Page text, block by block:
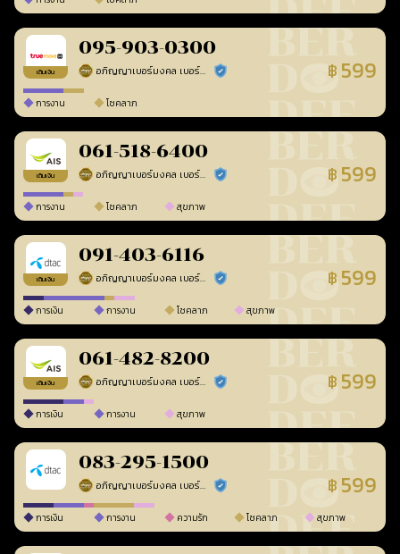
เติมเงิน
095-903-0300
อภิญญาเบอร์มงคล เบอร์สวยเลขศาสตร์ ร้านยืนยันแล้ว ฿ 599
การงาน โชคลาภ
เติมเงิน
061-518-6400
อภิญญาเบอร์มงคล เบอร์สวยเลขศาสตร์ ร้านยืนยันแล้ว ฿ 599
การงาน โชคลาภ สุขภาพ
เติมเงิน
091-403-6116
อภิญญาเบอร์มงคล เบอร์สวยเลขศาสตร์ ร้านยืนยันแล้ว ฿ 599
การเงิน การงาน โชคลาภ สุขภาพ
เติมเงิน
061-482-8200
อภิญญาเบอร์มงคล เบอร์สวยเลขศาสตร์ ร้านยืนยันแล้ว ฿ 599
การเงิน การงาน สุขภาพ
083-295-1500
อภิญญาเบอร์มงคล เบอร์สวยเลขศาสตร์ ร้านยืนยันแล้ว ฿ 599
การเงิน การงาน ความรัก โชคลาภ สุขภาพ